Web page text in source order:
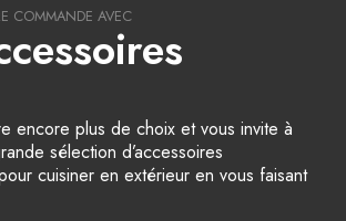
COMMANDE AVEC
encore plus de choix et vous invite à
sélection d’accessoires
cuisiner en extérieur en vous faisant